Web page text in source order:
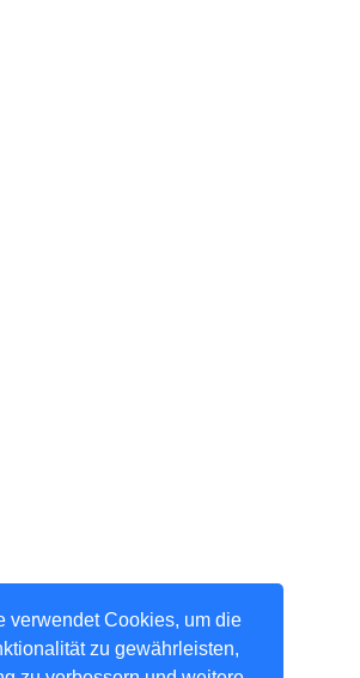
verwendet Cookies, um die
zu gewährleisten,